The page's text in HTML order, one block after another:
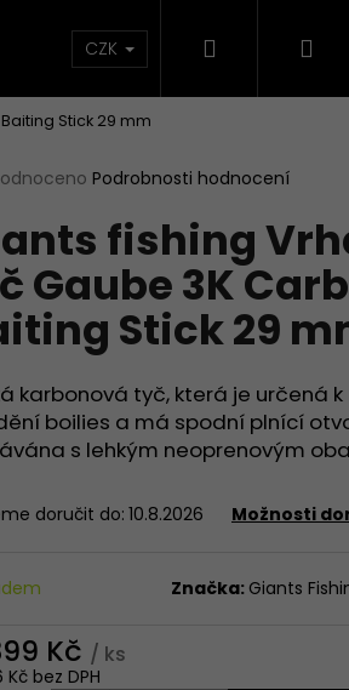
CZK
Stick 29 mm
Podrobnosti hodnocení
fishing
Gaube 3K
Stick 29
karbonová tyč, která je určená k
boilies a má spodní plnící
s lehkým neoprenovým
doručit do: 10.8.2026 Možnosti
Značka: Giants
Kč / ks
Kč bez DPH